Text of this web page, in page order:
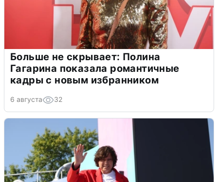
Больше не скрывает: Полина
Гагарина показала романтичные
кадры с новым избранником
6 августа 32